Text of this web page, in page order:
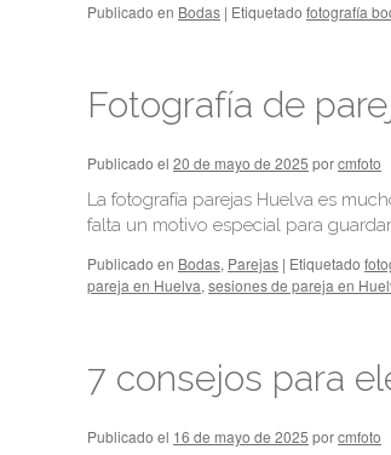
Publicado en Bodas | Etiquetado fotografía
Fotografía de
Publicado el 20 de mayo de 2025 porcmfoto
La fotografía parejas Huelva es
falta un motivo especial para
Publicado en Bodas, Parejas | Etiquetado
pareja en Huelva, sesiones de pareja en
7 consejos para
Publicado el 16 de mayo de 2025 porcmfoto